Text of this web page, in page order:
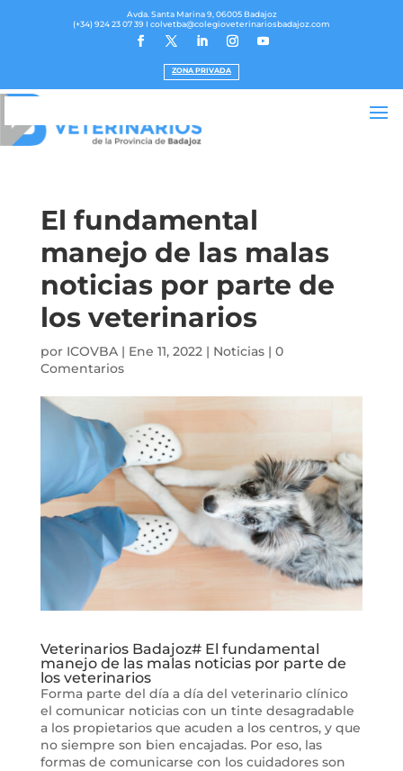
Avda. Santa Marina 9, 06005 Badajoz
(+34) 924 23 07 39 I colvetba@colegioveterinariosbadajoz.com
ZONA PRIVADA
El fundamental
manejo de las malas
noticias por parte de
los veterinarios
por ICOVBA| Ene 11, 2022 | Noticias| 0
Comentarios
Veterinarios Badajoz# El fundamental
manejo de las malas noticias por parte de
los veterinarios
Forma parte del día a día del veterinario clínico
el comunicar noticias con un tinte desagradable
a los propietarios que acuden a los centros, y que
no siempre son bien encajadas. Por eso, las
formas de comunicarse con los cuidadores son